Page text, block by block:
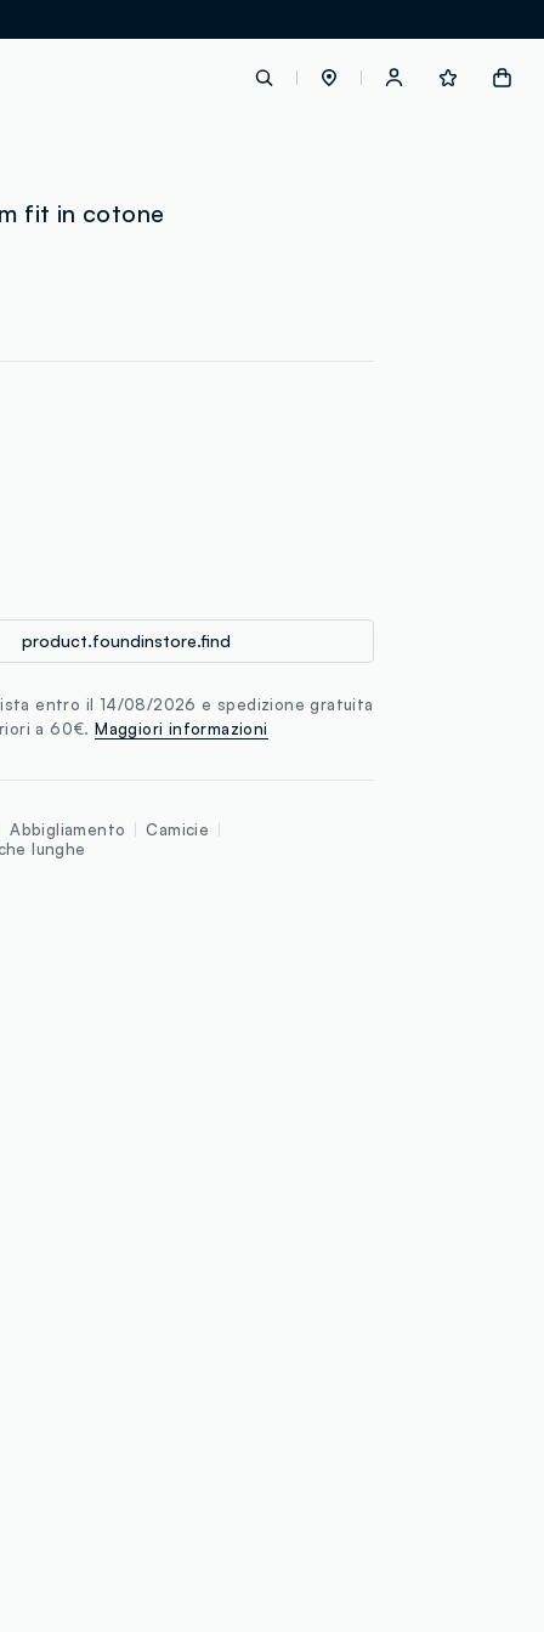
fit in cotone
product.foundinstore.find
entro il 14/08/2026 e spedizione gratuita
a 60€.Maggiori informazioni
Abbigliamento
Camicie
lunghe